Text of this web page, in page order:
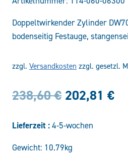
Doppeltwirkender Zylinder
bodenseitig Festauge,
zzgl. Versandkosten zzgl. gesetzl.
238,60€
238,60 €
202,81 €
Lieferzeit : 4-5-wochen
Gewicht: 10.79kg